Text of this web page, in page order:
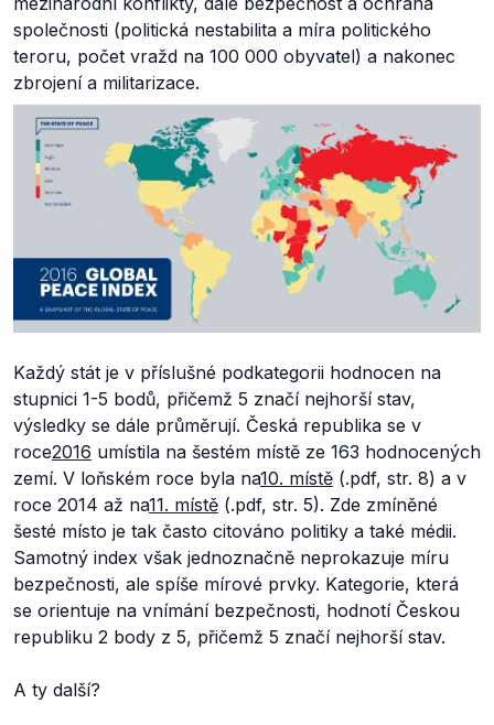
společnosti (politická nestabilita a míra politického
teroru, počet vražd na 100 000 obyvatel) a nakonec
zbrojení a militarizace.
Každý stát je v příslušné podkategorii hodnocen na
stupnici 1-5 bodů, přičemž 5 značí nejhorší stav,
výsledky se dále průměrují. Česká republika se v
roce2016 umístila na šestém místě ze 163 hodnocených
zemí. V loňském roce byla na10. místě (.pdf, str. 8) a v
roce 2014 až na11. místě (.pdf, str. 5). Zde zmíněné
šesté místo je tak často citováno politiky a také médii.
Samotný index však jednoznačně neprokazuje míru
bezpečnosti, ale spíše mírové prvky. Kategorie, která
se orientuje na vnímání bezpečnosti, hodnotí Českou
republiku 2 body z 5, přičemž 5 značí nejhorší stav.
A ty další?